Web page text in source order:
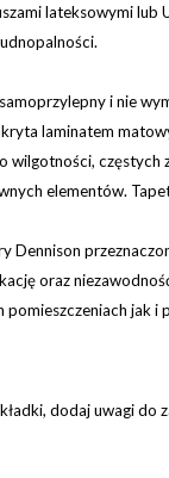
lateksowymi lub
i nie
laminatem
wilgotności, częstych
elementów.
Dennison
oraz
jak i
dodaj uwagi do